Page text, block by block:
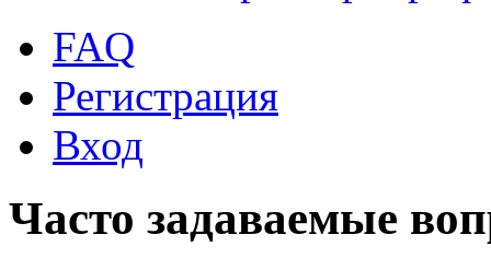
FAQ
Регистрация
Вход
Часто задаваемые